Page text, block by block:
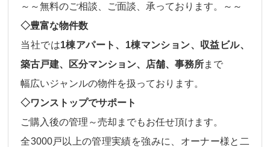
～～無料のご相談、ご面談、承っております。～～
◇豊富な物件数
当社では1棟アパート、1棟マンション、収益ビル、
築古戸建、区分マンション、店舗、事務所まで
幅広いジャンルの物件を扱っております。
◇ワンストップでサポート
ご購入後の管理～売却 までもお任せ頂けます。
全3000戸以上の管理実績を強みに、オーナー様と二